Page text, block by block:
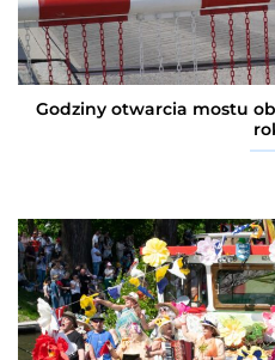
Godziny otwarcia mostu